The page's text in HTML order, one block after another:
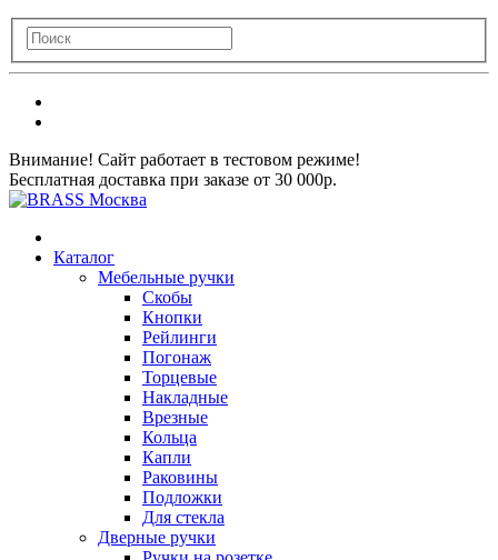
Внимание! Сайт работает в тестовом режиме!
Бесплатная доставка при заказе от 30 000р.
Каталог
Мебельные ручки
Скобы
Кнопки
Рейлинги
Погонаж
Торцевые
Накладные
Врезные
Кольца
Капли
Раковины
Подложки
Для стекла
Дверные ручки